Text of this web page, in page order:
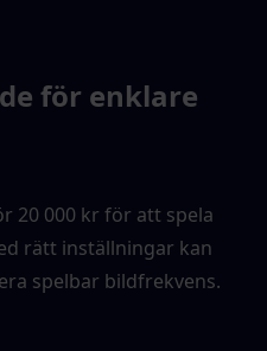
för enklare
20 000 kr för att spela
rätt inställningar kan
spelbar bildfrekvens.